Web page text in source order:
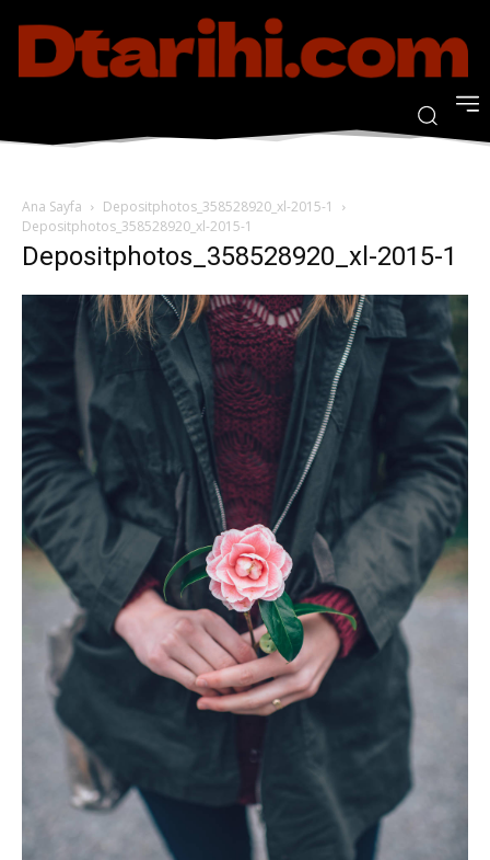
Ana Sayfa
Depositphotos_358528920_xl-2015-1
Depositphotos_358528920_xl-2015-1
Depositphotos_358528920_xl-2015-1